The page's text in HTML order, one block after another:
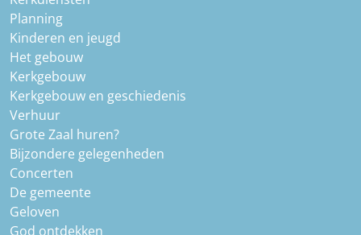
Planning
Kinderen en jeugd
Het gebouw
Kerkgebouw
Kerkgebouw en geschiedenis
Verhuur
Grote Zaal huren?
Bijzondere gelegenheden
Concerten
De gemeente
Geloven
God ontdekken